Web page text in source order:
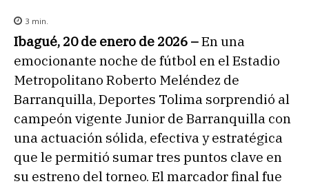
3 min.
Ibagué, 20 de enero de 2026 –En una
emocionante noche de fútbol en el Estadio
Metropolitano Roberto Meléndez de
Barranquilla, Deportes Tolima sorprendió al
campeón vigente Junior de Barranquilla con
una actuación sólida, efectiva y estratégica
que le permitió sumar tres puntos clave en
su estreno del torneo. El marcador final fue